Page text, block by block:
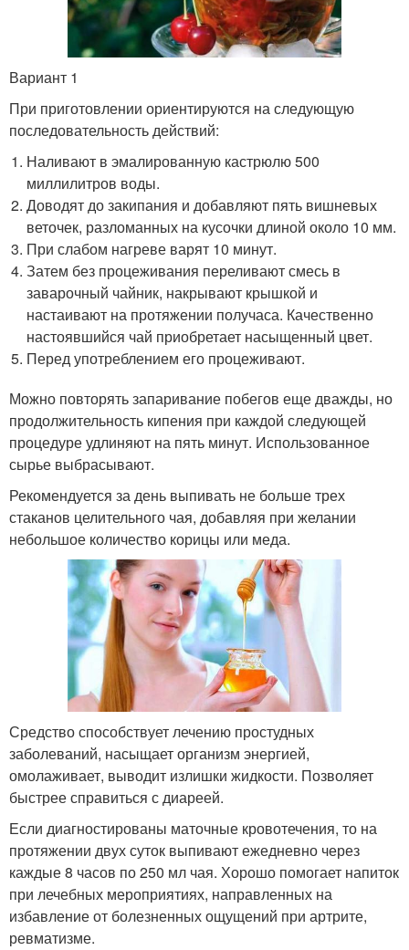
Вариант 1
При приготовлении ориентируются на следующую
последовательность действий:
Наливают в эмалированную кастрюлю 500
миллилитров воды.
Доводят до закипания и добавляют пять вишневых
веточек, разломанных на кусочки длиной около 10 мм.
При слабом нагреве варят 10 минут.
Затем без процеживания переливают смесь в
заварочный чайник, накрывают крышкой и
настаивают на протяжении получаса. Качественно
настоявшийся чай приобретает насыщенный цвет.
Перед употреблением его процеживают.
Можно повторять запаривание побегов еще дважды, но
продолжительность кипения при каждой следующей
процедуре удлиняют на пять минут. Использованное
сырье выбрасывают.
Рекомендуется за день выпивать не больше трех
стаканов целительного чая, добавляя при желании
небольшое количество корицы или меда.
Средство способствует лечению простудных
заболеваний, насыщает организм энергией,
омолаживает, выводит излишки жидкости. Позволяет
быстрее справиться с диареей.
Если диагностированы маточные кровотечения, то на
протяжении двух суток выпивают ежедневно через
каждые 8 часов по 250 мл чая. Хорошо помогает напиток
при лечебных мероприятиях, направленных на
избавление от болезненных ощущений при артрите,
ревматизме.